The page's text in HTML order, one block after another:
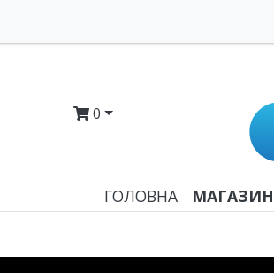
0
ГОЛОВНА МАГАЗИН